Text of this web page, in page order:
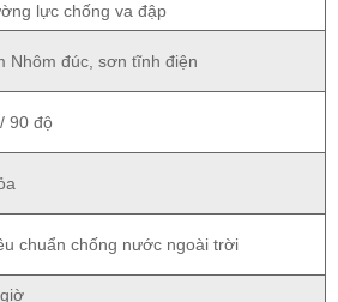
lực chống va đập
Nhôm đúc, sơn tĩnh điện
90 độ
chuẩn chống nước ngoài trời